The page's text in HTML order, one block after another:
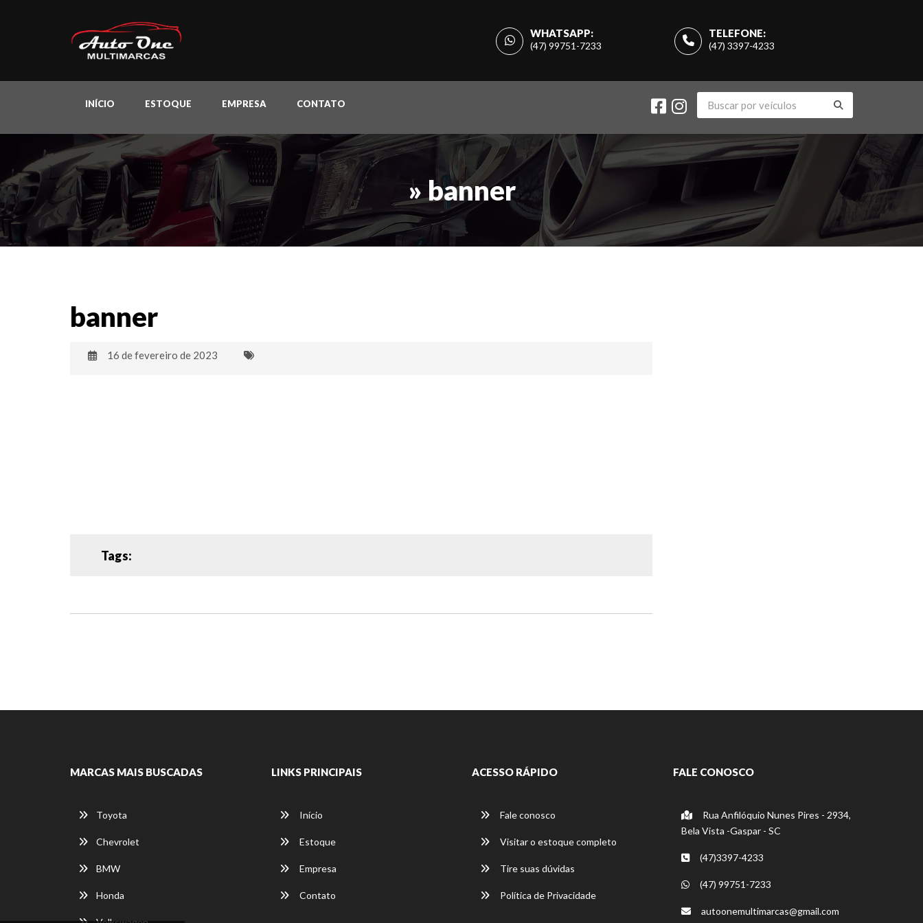
TELEFONE:
(47) 3397-4233
WHATSAPP:
(47) 99751-7233
INÍCIO ESTOQUE EMPRESA CONTATO
» banner
banner
16 de fevereiro de 2023
Tags:
MARCAS MAIS BUSCADAS
Toyota
Chevrolet
BMW
Honda
LINKS PRINCIPAIS
Início
Estoque
Empresa
Contato
ACESSO RÁPIDO
Fale conosco
Visitar o estoque completo
Tire suas dúvidas
Política de Privacidade
FALE CONOSCO
Rua Anfilóquio Nunes Pires - 2934,
Bela Vista -Gaspar - SC
(47)3397-4233
(47) 99751-7233
autoonemultimarcas@gmail.com